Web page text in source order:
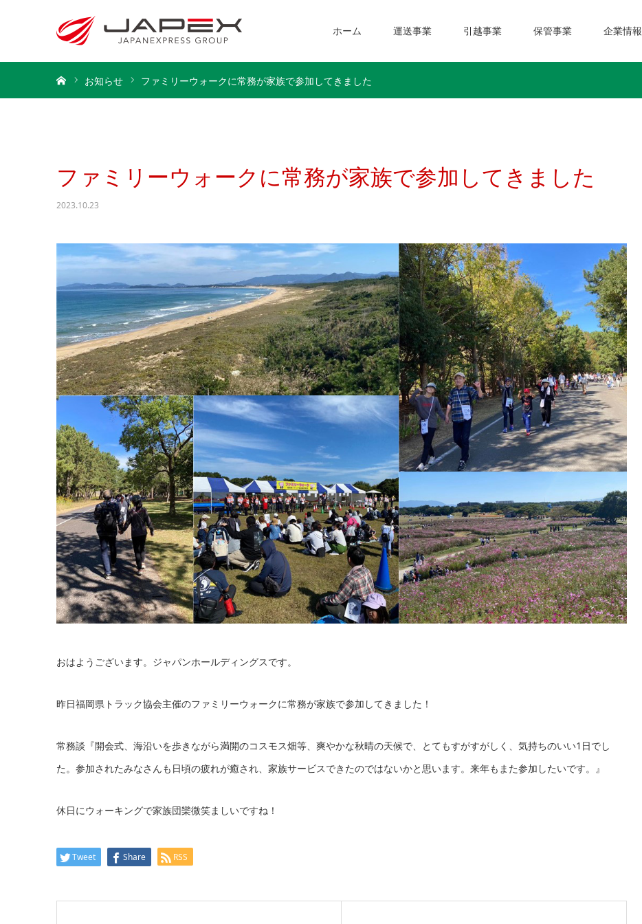
ホーム 運送事業 引越事業 保管事業 企業情報
お知らせ ファミリーウォークに常務が家族で参加してきました
ファミリーウォークに常務が家族で参加してきました
2023.10.23
おはようございます。ジャパンホールディングスです。
昨日福岡県トラック協会主催のファミリーウォークに常務が家族で参加してきました！
常務談『開会式、海沿いを歩きながら満開のコスモス畑等、爽やかな秋晴の天候で、とてもすがすがしく、気持ちのいい1日でし
た。参加されたみなさんも日頃の疲れが癒され、家族サービスできたのではないかと思います。来年もまた参加したいです。』
休日にウォーキングで家族団欒微笑ましいですね！
Tweet Share RSS